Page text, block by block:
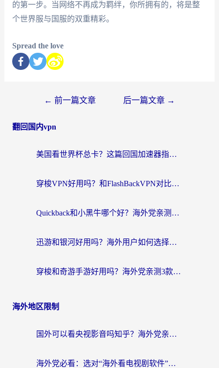
的第一步。当网络不再成为羁绊，你所拥有的，将是整
个世界服与国服的双重精彩。
Spread the love
← 前一篇文章 后一篇文章 →
翻回国内vpn
美国看世界杯总卡？这篇回国加速器指南帮你无缝刷国内资源（附苹果手机VPN设置步骤）
穿梭VPN好用吗？和FlashBackVPN对比哪个回国效果更好？
Quickback和小黑牛哪个好？海外党亲测指南，选对回国加速器秒回国内
迅游和银河好用吗？海外用户如何选择回国加速器实现无缝访问国内资源
穿梭和奇游手游好用吗？海外党亲测3款回国加速器，附蜜蜂加速器七天试用攻略
海外地区限制
国外可以看央视影音吗知乎？海外党亲测有效的回国加速方案
海外党必看：选对“海外看电视剧软件”，再也不用愁国内剧刷不了